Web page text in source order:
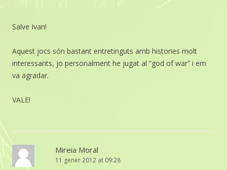
Salve Ivan!
Aquest jocs són bastant entretinguts amb histories molt
interessants, jo personalment he jugat al “god of war” i em
va agradar.
VALE!
Mireia Moral
11 gener 2012 at 09:28